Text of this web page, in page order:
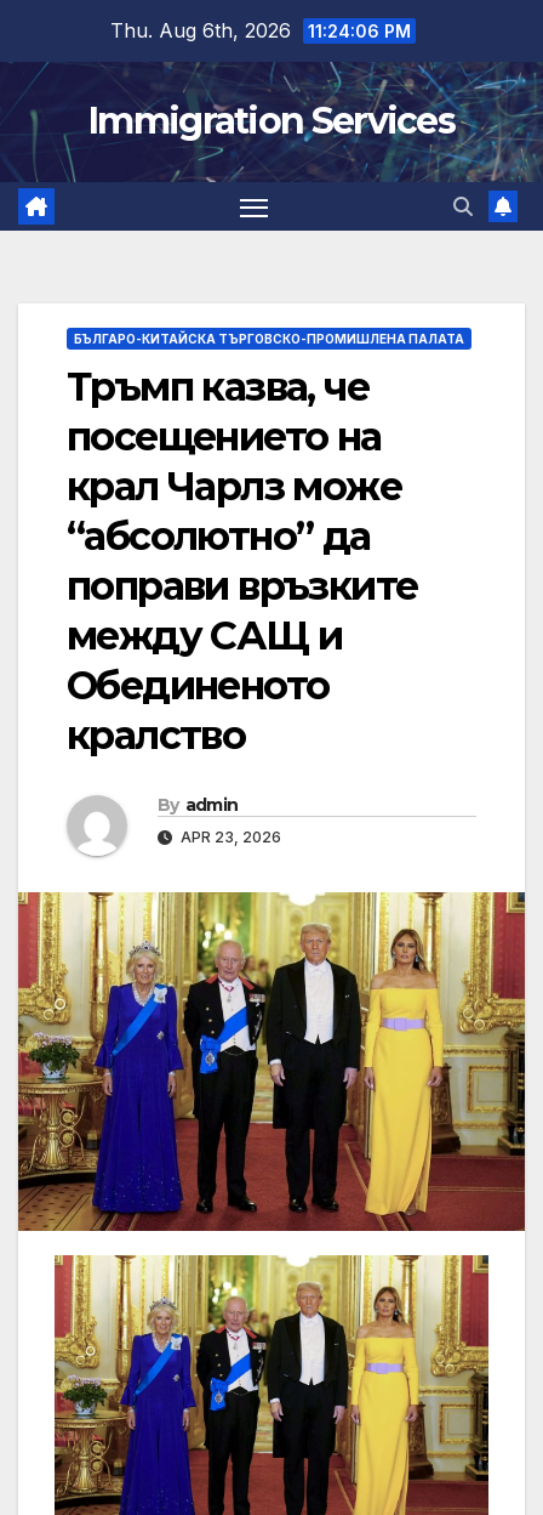
content
Thu. Aug 6th, 2026 11:24:07 PM
Immigration Services
БЪЛГАРО-КИТАЙСКА ТЪРГОВСКО-ПРОМИШЛЕНА ПАЛАТА
Тръмп казва, че
посещението на
крал Чарлз може
“абсолютно” да
поправи връзките
между САЩ и
Обединеното
кралство
By admin
APR 23, 2026